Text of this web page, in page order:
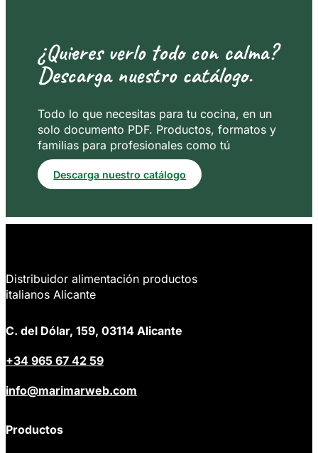
¿Quieres verlo todo con calma?
Descarga nuestro catálogo.
Todo lo que necesitas para tu cocina, en un
solo documento PDF. Productos, formatos y
familias para profesionales como tú
Descarga nuestro catálogo
Distribuidor alimentación productos
italianos Alicante
C. del Dólar, 159, 03114 Alicante
+34 965 67 42 59
info@marimarweb.com
Productos